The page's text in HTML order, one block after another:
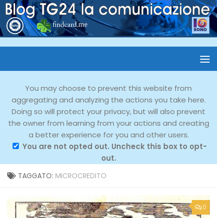
You may choose to prevent this website from
aggregating and analyzing the actions you take here.
Doing so will protect your privacy, but will also prevent
the owner from learning from your actions and creating
a better experience for you and other users.
You are not opted out. Uncheck this box to opt-
out.
TAGGATO: MICROCREDITO
0